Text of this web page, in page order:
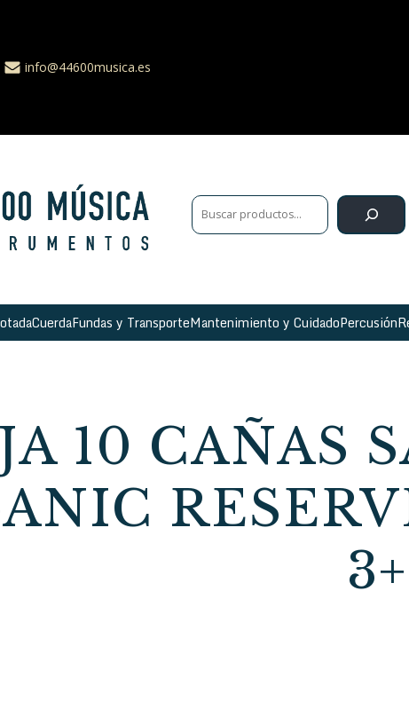
info@44600musica.es
CuerdaFundas y TransporteMantenimiento y CuidadoPercusión
10 CAÑAS
3+